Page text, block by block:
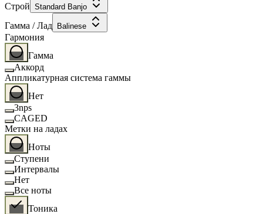
Строй Standard Banjo
Гамма / Лад Balinese
Гармония
Гамма
Аккорд
Аппликатурная система гаммы
Нет
3nps
CAGED
Метки на ладах
Ноты
Ступени
Интервалы
Нет
Все ноты
Тоника